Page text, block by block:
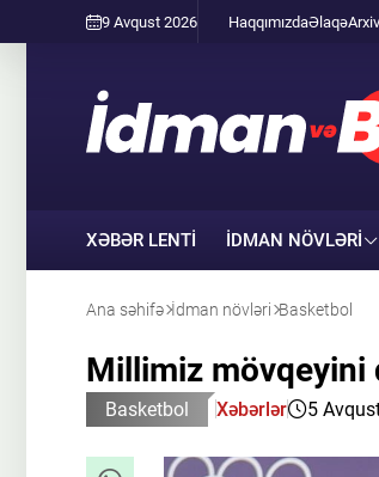
9 Avqust 2026 HaqqımızdaƏlaqəArxiv
XƏBƏR LENTİ İDMAN NÖVLƏRI
Ana səhifə İdman növləri Basketbol
Millimiz mövqeyini
Basketbol Xəbərlər 5